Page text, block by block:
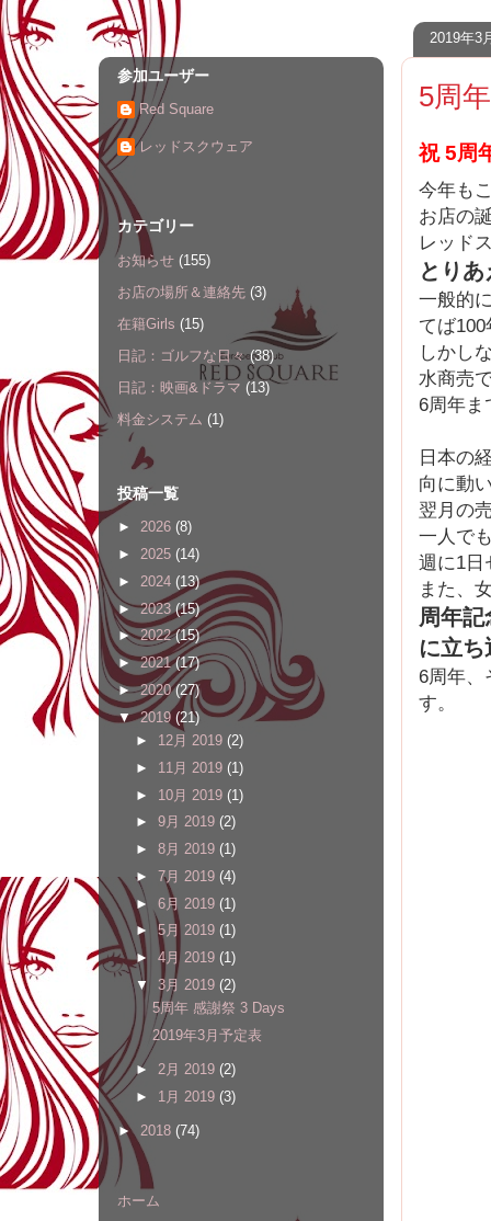
2019年3
5周
祝 5周
今年も
お店の
レッド
とり
一般的
てば
しかし
水商売
6周年ま
日本の
向に動
翌月の
一人で
週に1日
また、
周年
に立
6周年、
す。
参加ユーザー
Red Square
レッドスクウェア
カテゴリー
お知らせ (155)
お店の場所＆連絡先 (3)
在籍Girls (15)
日記：ゴルフな日々 (38)
日記：映画&ドラマ (13)
料金システム (1)
投稿一覧
► 2026 (8)
► 2025 (14)
► 2024 (13)
►2023(15)
►2022(15)
►2021(17)
►2020(27)
▼2019 (21)
► 12月 2019 (2)
► 11月 2019 (1)
► 10月 2019 (1)
► 9月 2019 (2)
► 8月 2019 (1)
► 7月 2019 (4)
► 6月 2019 (1)
►5月 2019 (1)
► 4月 2019 (1)
▼ 3月 2019 (2)
5周年 感謝祭 3 Days
2019年3月予定表
► 2月 2019 (2)
► 1月 2019 (3)
► 2018 (74)
ホーム